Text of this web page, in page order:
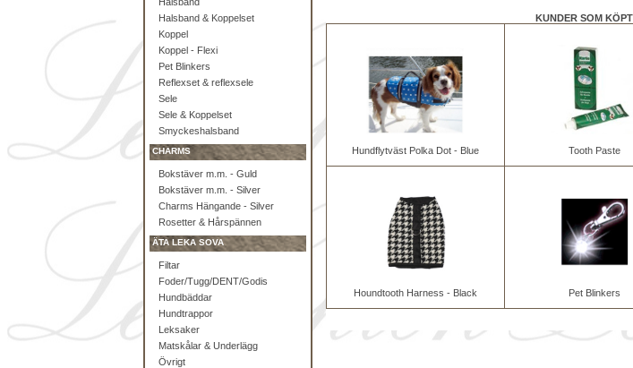
Halsband & Koppelset
Koppel
Koppel - Flexi
Pet Blinkers
Reflexset & reflexsele
Sele
Sele & Koppelset
Smyckeshalsband
CHARMS
Bokstäver m.m. - Guld
Bokstäver m.m. - Silver
Charms Hängande - Silver
Rosetter & Hårspännen
ÄTA LEKA SOVA
Filtar
Foder/Tugg/DENT/Godis
Hundbäddar
Hundtrappor
Leksaker
Matskålar & Underlägg
Övrigt
KUNDER SOM
Hundflytväst Polka Dot - Blue Tooth Paste
Houndtooth Harness - Black Pet Blinkers